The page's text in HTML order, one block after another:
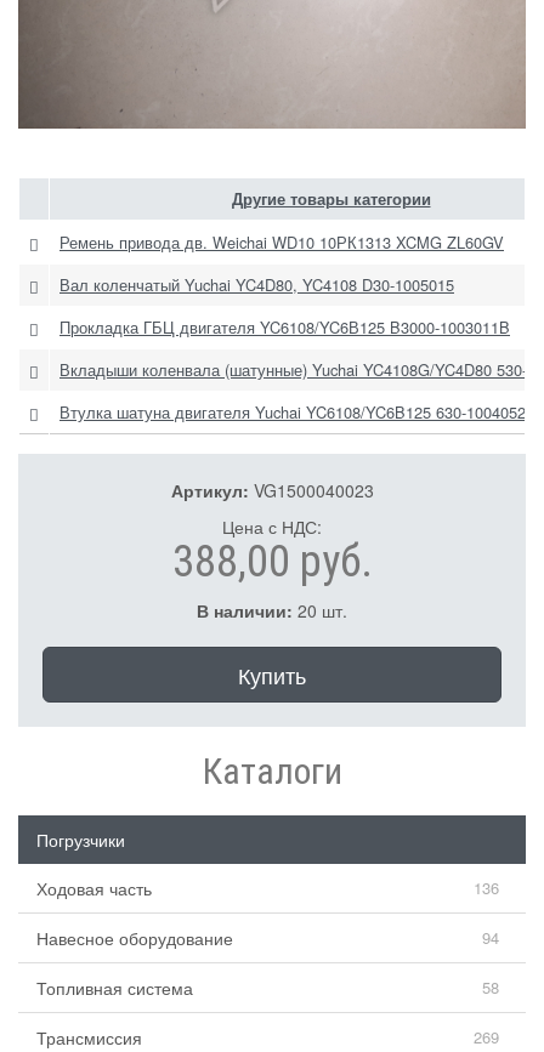
Другие товары категории
Ремень привода дв. Weichai WD10 10РК1313 XCMG ZL60GV
Вал коленчатый Yuchai YC4D80, YC4108 D30-1005015
Прокладка ГБЦ двигателя YC6108/YC6В125 B3000-1003011B
Вкладыши коленвала (шатунные) Yuchai YC4108G/YC4D80 530-
Втулка шатуна двигателя Yuchai YC6108/YC6B125 630-1004052-P
Артикул: VG1500040023
Цена с НДС:
388,00 руб.
В наличии: 20 шт.
Купить
Каталоги
Погрузчики
Ходовая часть
136
Навесное оборудование 94
Топливная система 58
Трансмиссия 269